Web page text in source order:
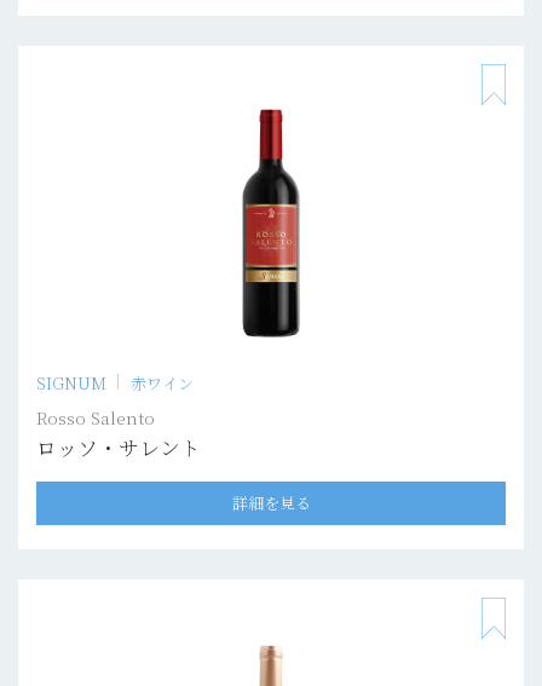
SIGNUM 赤ワイン
Rosso Salento
ロッソ・サレント
詳細を見る